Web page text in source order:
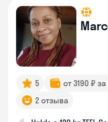
5 от 3190 ₽
2 отзыва